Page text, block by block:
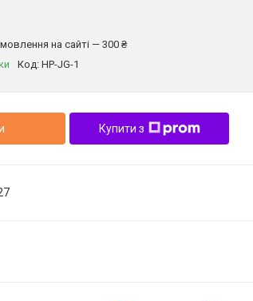
на сайті — 300 ₴
Код: HP-JG-1
Купити з